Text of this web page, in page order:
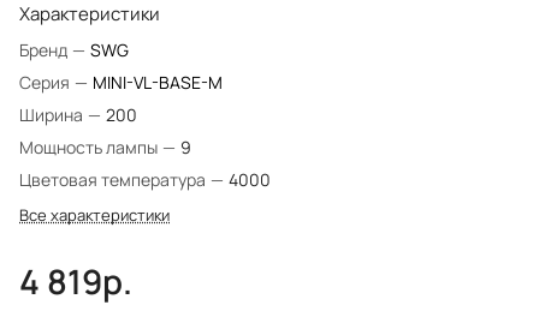
Характеристики
Бренд — SWG
Серия — MINI-VL-BASE-M
Ширина — 200
Мощность лампы — 9
Цветовая температура — 4000
Все характеристики
4 819р.